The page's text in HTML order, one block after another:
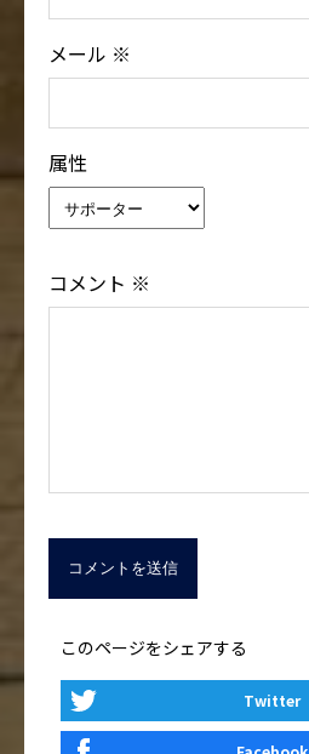
メール ※
属性
コメント ※
このページをシェアする
Twitter